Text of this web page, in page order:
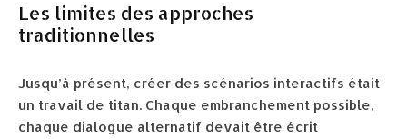
Les limites des approches
traditionnelles
Jusqu’à présent, créer des scénarios interactifs était
un travail de titan. Chaque embranchement possible,
chaque dialogue alternatif devait être écrit